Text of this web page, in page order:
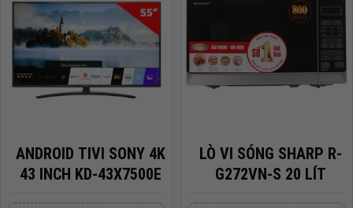
ANDROID TIVI SONY 4K
43 INCH KD-43X7500E
LÒ VI SÓNG SHARP R-
G272VN-S 20 LÍT